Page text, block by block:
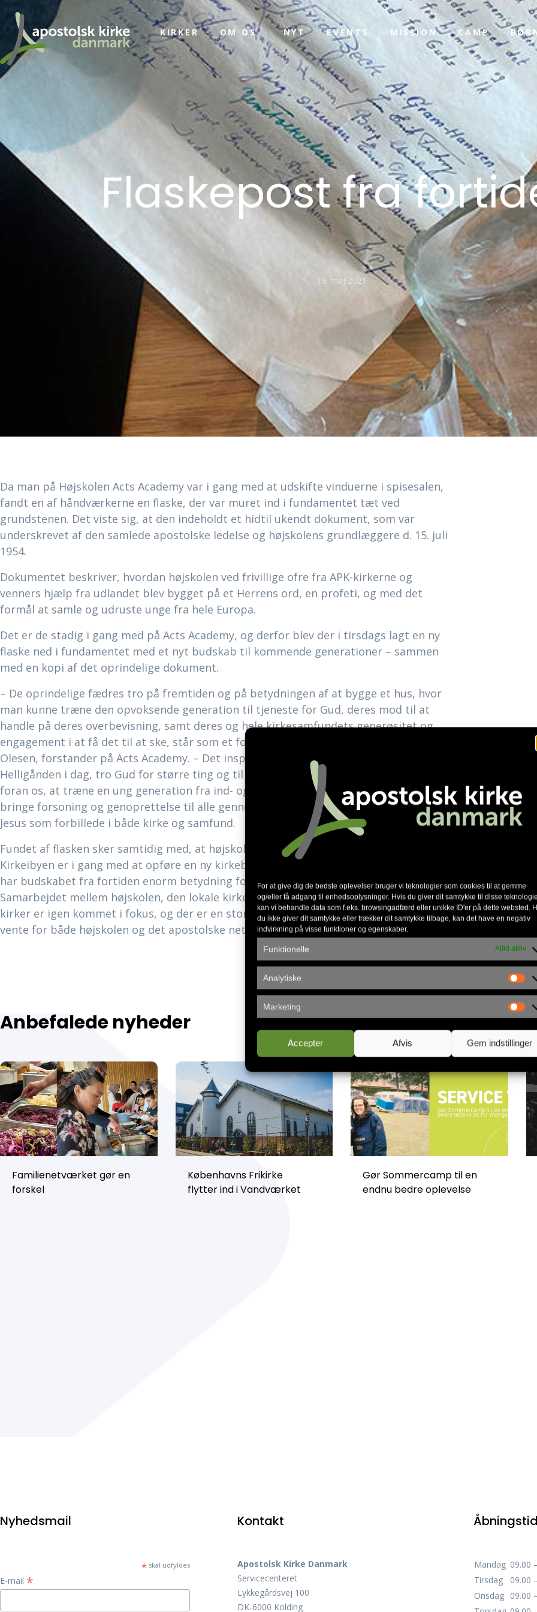
For at give dig de bedste oplevelser bruger vi teknologier som cookies til at gemme
og/eller få adgang til enhedsoplysninger. Hvis du giver dit samtykke til disse
kan vi behandle data som f.eks. browsingadfærd eller unikke ID'er på dette websted.
du ikke giver dit samtykke eller trækker dit samtykke tilbage, kan det have en negativ
indvirkning på visse funktioner og egenskaber.
Funktionelle Altid aktiv
Analytiske
Marketing
Accepter Afvis Gem indstillinger
KIRKER OM OS NYT EVENTS MISSION CAMP
Flaskepost fra
19. maj 2021
Da man på Højskolen Acts Academy var i gang med at udskifte vinduerne i spisesalen,
fandt en af håndværkerne en flaske, der var muret ind i fundamentet tæt ved
grundstenen. Det viste sig, at den indeholdt et hidtil ukendt dokument, som var
underskrevet af den samlede apostolske ledelse og højskolens grundlæggere d. 15. juli
1954.
Dokumentet beskriver, hvordan højskolen ved frivillige ofre fra APK-kirkerne og
venners hjælp fra udlandet blev bygget på et Herrens ord, en profeti, og med det
formål at samle og udruste unge fra hele Europa.
Det er de stadig i gang med på Acts Academy, og derfor blev der i tirsdags lagt en ny
flaske ned i fundamentet med et nyt budskab til kommende generationer – sammen
med en kopi af det oprindelige dokument.
– De oprindelige fædres tro på fremtiden og på betydningen af at bygge et hus, hvor
man kunne træne den opvoksende generation til tjeneste for Gud, deres mod til at
handle på deres overbevisning, samt deres og hele kirkesamfundets generøsitet og
engagement i at få det til at ske, står som et forbillede for os i dag, siger Lars Bo
Olesen, forstander på Acts Academy. – Det inspirerer os til at stå sammen, lytte til
Helligånden i dag, tro Gud for større ting og til at fortsætte mod det mål Gud har sat
foran os, at træne en ung generation fra ind- og udland til at repræsentere Guds rige,
bringe forsoning og genoprettelse til alle gennem Jesus Kristus og være ledere med
Jesus som forbillede i både kirke og samfund.
Fundet af flasken sker samtidig med, at højskolen gennemgår store forandringer, og
Kirkeibyen er i gang med at opføre en ny kirkebygning ved siden af højskolen. Derfor
har budskabet fra fortiden enorm betydning for både kirkens og højskolens ledelse.
Samarbejdet mellem højskolen, den lokale kirke og hele det apostolske netværk af
kirker er igen kommet i fokus, og der er en stor tro på, at Gud har langt større ting i
vente for både højskolen og det apostolske netværk af kirker.
Anbefalede nyheder
Familienetværket gør en
forskel
Københavns Frikirke
flytter ind i Vandværket
Gør Sommercamp til en
endnu bedre oplevelse
Nyhedsmail
*skal udfyldes
E-mail *
Kontakt
Apostolsk Kirke Danmark
Servicecenteret
Lykkegårdsvej 100
DK-6000 Kolding
Mandag 09.00
Tirsdag
09.00
Onsdag 09.00